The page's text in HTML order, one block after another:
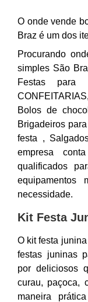
O onde vende
Braz é um dos
Procurando
simples São
Festas para
Bolos de
Brigadeiros
festa ,
empresa
qualificados
equipamentos
necessidade.
Kit Festa
O kit festa
festas juninas
por deliciosos
curau, paçoca,
maneira